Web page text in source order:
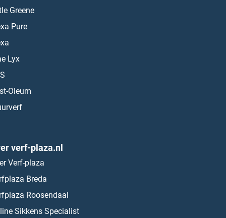
Greene
Pure
Lyx
Oleum
verf-plaza.nl
Verf-plaza
Breda
Roosendaal
Sikkens Specialist